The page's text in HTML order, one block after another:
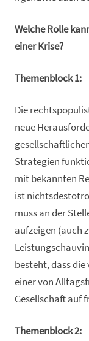
Welche Rolle
einer Krise?
Themenblock 1:
Die
neue
Strategien
mit bekannten
ist
muss an der
aufzeigen (auch
besteht, dass
einer von
Gesellschaft auf
Themenblock 2: